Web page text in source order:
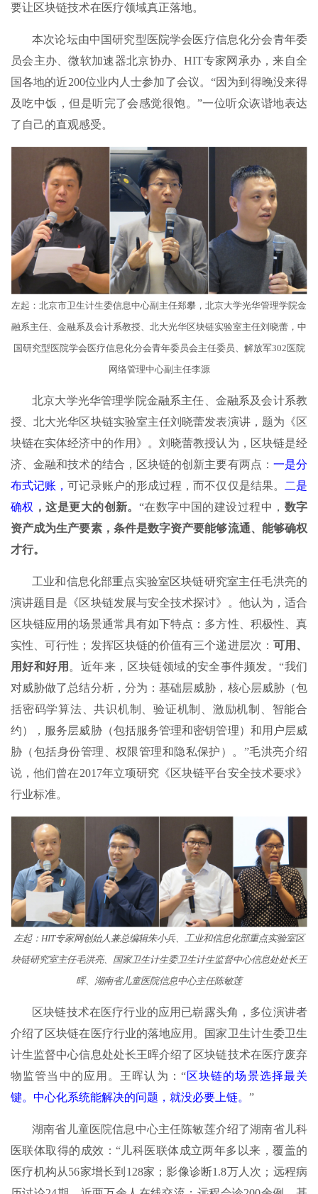
要让区块链技术在医疗领域真正落地。
本次论坛由中国研究型医院学会医疗信息化分会青年委
员会主办、微软加速器北京协办、HIT专家网承办，来自全
国各地的近200位业内人士参加了会议。“因为到得晚没来得
及吃中饭，但是听完了会感觉很饱。”一位听众诙谐地表达
了自己的直观感受。
左起：北京市卫生计生委信息中心副主任郑攀，北京大学光华管理学院金
融系主任、金融系及会计系教授、北大光华区块链实验室主任刘晓蕾，中
国研究型医院学会医疗信息化分会青年委员会主任委员、解放军302医院
网络管理中心副主任李源
北京大学光华管理学院金融系主任、金融系及会计系教
授、北大光华区块链实验室主任刘晓蕾发表演讲，题为《区
块链在实体经济中的作用》。刘晓蕾教授认为，区块链是经
济、金融和技术的结合，区块链的创新主要有两点： 一是分
布式记账，可记录账户的形成过程，而不仅仅是结果。
二是
确权 ，这是更大的创新。 “在数字中国的建设过程中， 数字
资产成为生产要素，条件是数字资产要能够流通、能够确权
才行。
工业和信息化部重点实验室区块链研究室主任毛洪亮的
演讲题目是《区块链发展与安全技术探讨》。他认为，适合
区块链应用的场景通常具有如下特点：多方性、积极性、真
实性、可行性；发挥区块链的价值有三个递进层次： 可用、
用好和好用 。近年来，区块链领域的安全事件频发。“我们
对威胁做了总结分析，分为：基础层威胁，核心层威胁（包
括密码学算法、共识机制、验证机制、激励机制、智能合
约），服务层威胁（包括服务管理和密钥管理）和用户层威
胁（包括身份管理、权限管理和隐私保护）。”毛洪亮介绍
说，他们曾在2017年立项研究《区块链平台安全技术要求》
行业标准。
左起：HIT专家网创始人兼总编辑朱小兵、工业和信息化部重点实验室区
块链研究室主任毛洪亮、国家卫生计生委卫生计生监督中心信息处处长王
晖、湖南省儿童医院信息中心主任陈敏莲
区块链技术在医疗行业的应用已崭露头角，多位演讲者
介绍了区块链在医疗行业的落地应用。国家卫生计生委卫生
计生监督中心信息处处长王晖介绍了区块链技术在医疗废弃
物监管当中的应用。王晖认为：“区块链的场景选择最关
键。中心化系统能解决的问题，就没必要上链。 ”
湖南省儿童医院信息中心主任陈敏莲介绍了湖南省儿科
医联体取得的成效：“儿科医联体成立两年多以来，覆盖的
医疗机构从56家增长到128家；影像诊断1.8万人次；远程病